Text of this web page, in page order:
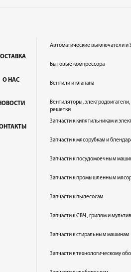
О НАС
Автоматические выключатели и
Бытовые компрессора
Вентили и клапана
Вентиляторы,
решетки
Запчасти к кипятильникам и
Запчасти к мясорубкам и
Запчасти к посудомоечным
Запчасти к промышленным
Запчасти к пылесосам
Запчасти к СВЧ , грилям и
Запчасти к стиральным машинам
Запчасти к технологическому